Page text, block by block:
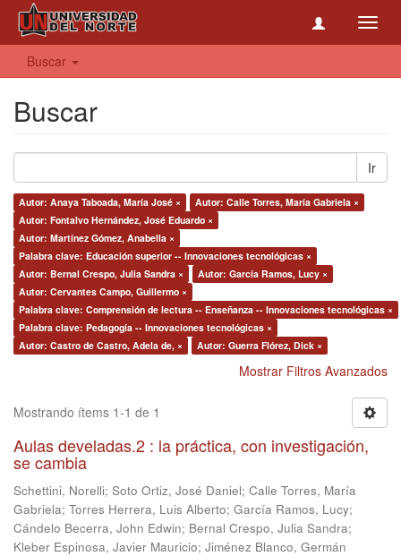
Buscar
Buscar
Ir
Autor: Anaya Taboada, María José ×
Autor: Calle Torres, María Gabriela ×
Autor: Fontalvo Hernández, José Eduardo ×
Autor: Martínez Gómez, Anabella ×
Palabra clave: Educación superior -- Innovaciones tecnológicas ×
Autor: Bernal Crespo, Julia Sandra ×
Autor: García Ramos, Lucy ×
Autor: Cervantes Campo, Guillermo ×
Palabra clave: Comprensión de lectura -- Enseñanza -- Innovaciones tecnológicas ×
Palabra clave: Pedagogía -- Innovaciones tecnológicas ×
Autor: Castro de Castro, Adela de, ×
Autor: Guerra Flórez, Dick ×
Mostrar Filtros Avanzados
Mostrando ítems 1-1 de 1
Aulas develadas.2 : la práctica, con investigación,
se cambia
Schettini, Norelli; Soto Ortiz, José Daniel; Calle Torres, María
Gabriela; Torres Herrera, Luis Alberto; García Ramos, Lucy;
Cándelo Becerra, John Edwin; Bernal Crespo, Julia Sandra;
Kleber Espinosa, Javier Mauricio; Jiménez Blanco, Germán